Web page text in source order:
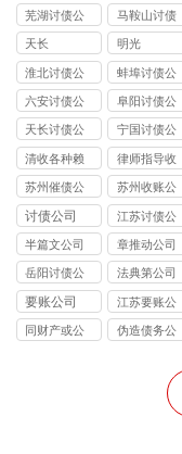
司
芜湖讨债公
司
马鞍山讨债
公司
天长 明光
淮北讨债公
司
蚌埠讨债公
司
六安讨债公
司
阜阳讨债公
司
天长讨债公
司
宁国讨债公
司
清收各种赖
债
律师指导收
账
苏州催债公
司
苏州收账公
司
讨债公司
江苏讨债公
司
半篇文公司 章推动公司
岳阳讨债公
司
法典第公司
要账公司
江苏要账公
司
同财产或公
伪造债务公